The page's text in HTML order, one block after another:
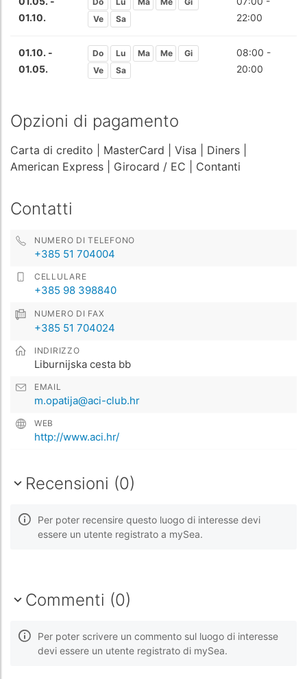
01.10.
Ve
Sa
22:00
01.10. -
01.05.
Do Lu Ma Me
Gi
Ve
Sa
08:00 -
20:00
Opzioni di pagamento
Carta di credito | MasterCard | Visa | Diners
American Express
| Girocard / EC | Contanti
Contatti
NUMERO DI TELEFONO
+385 51 704004
CELLULARE
+385 98 398840
NUMERO DI FAX
+385 51 704024
INDIRIZZO
Liburnijska cesta bb
EMAIL
m.opatija@aci-club.hr
WEB
http://www.aci.hr/
Recensioni (0)
Per poter recensire questo luogo di interesse devi
essere un utente registrato a mySea.
Commenti (0)
Per poter scrivere un commento sul luogo di interesse
devi essere un utente registrato di mySea.